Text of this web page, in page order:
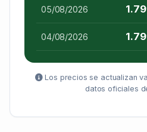
05/08/2026
04/08/2026
Los precios se actualizan
datos oficiales